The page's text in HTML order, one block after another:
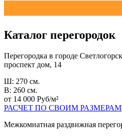
Каталог перегородок
Перегородка в городе
проспект дом, 14
Ш: 270 см.
В: 260 см.
от 14 000 Руб/м²
РАСЧЕТ ПО СВОИМ РАЗМЕРАМ
Межкомнатная раздвижная